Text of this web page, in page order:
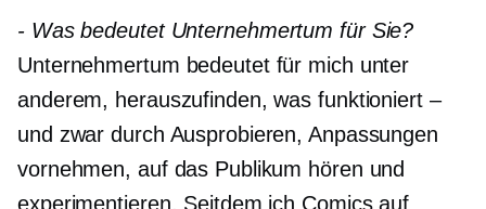
-Was bedeutet Unternehmertum für Sie?
Unternehmertum bedeutet für mich unter
anderem, herauszufinden, was funktioniert –
und zwar durch Ausprobieren, Anpassungen
vornehmen, auf das Publikum hören und
experimentieren. Seitdem ich Comics auf